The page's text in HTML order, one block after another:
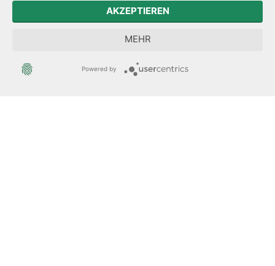
Forum Mitteleuropa
Der Sächsische Integrationsbeauftragte
AKZEPTIEREN
MEHR
Powered by